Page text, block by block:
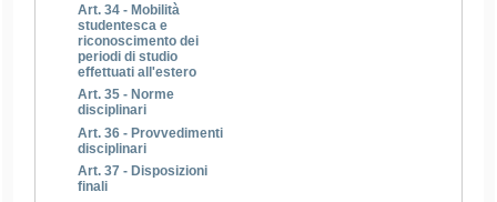
Art. 34 - Mobilità
studentesca e
riconoscimento dei
periodi di studio
effettuati all'estero
Art. 35 - Norme
disciplinari
Art. 36 - Provvedimenti
disciplinari
Art. 37 - Disposizioni
finali